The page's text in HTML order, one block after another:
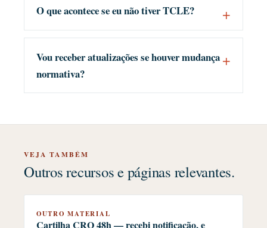
O que acontece se eu não tiver TCLE?
Vou receber atualizações se houver mudança
normativa?
VEJA TAMBÉM
Outros recursos e páginas relevantes.
OUTRO MATERIAL
Cartilha CRO 48h — recebi notificação, e